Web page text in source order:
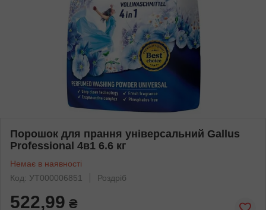
Порошок для прання універсальний Gallus
Professional 4в1 6.6 кг
Немає в наявності
Код: УТ000006851
Роздріб
522,99 ₴